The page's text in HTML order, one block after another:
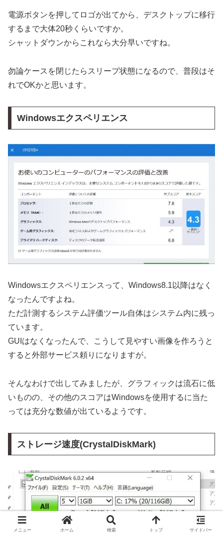
電源ボタンを押してロゴが出てから、デスクトップに移行
するまで大体20秒くらいですか。
シャットダウンからこれなら大分早いですね。
勿論ケースを閉じたらスリープ状態になるので、普段はそ
れでOKかと思います。
Windowsエクスペリエンス
Windowsエクスペリエンスって、Windows8.1以降はなく
なったんですよね。
ただ計測する システム評価ツール自体はシステム内に残っ
ています。
GUIはなくなったんで、こうして見やすい画像を作ろうと
すると外部サービス頼りになりますが。
そんなわけで出してみましたが、グラフィックは流石に低
いものの、その他のスコアはWindowsを使用するに当た
っては充分な数値が出ているようです。
ストレージ速度(CrystalDiskMark)
メニュー ホーム 検索 トップ サイドバー